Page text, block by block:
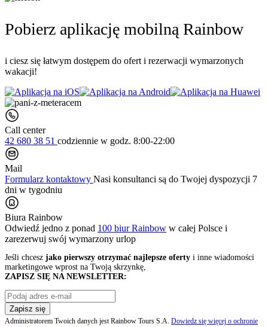
Pobierz aplikację mobilną Rainbow
i ciesz się łatwym dostępem do ofert i rezerwacji wymarzonych
wakacji!
Call center
42 680 38 51 codziennie w godz. 8:00-22:00
Mail
Formularz kontaktowy Nasi konsultanci są do Twojej dyspozycji 7
dni w tygodniu
Biura Rainbow
Odwiedź jedno z ponad 100 biur Rainbow w całej Polsce i
zarezerwuj swój wymarzony urlop
Jeśli chcesz jako pierwszy otrzymać najlepsze oferty i inne wiadomości
marketingowe wprost na Twoją skrzynkę,
ZAPISZ SIĘ NA NEWSLETTER:
Zapisz się
Administratorem Twoich danych jest Rainbow Tours S.A. Dowiedz się więcej o ochronie